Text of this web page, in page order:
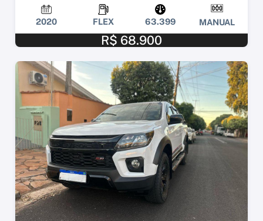
2020 FLEX 63.399 MANUAL
R$ 68.900